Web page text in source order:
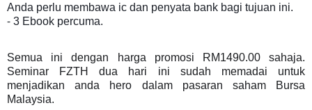
Anda perlu membawa ic dan penyata bank bagi tujuan ini.
⁃ 3 Ebook percuma.
Semua ini dengan harga promosi RM1490.00 sahaja.
Seminar FZTH dua hari ini sudah memadai untuk
menjadikan anda hero dalam pasaran saham Bursa
Malaysia.